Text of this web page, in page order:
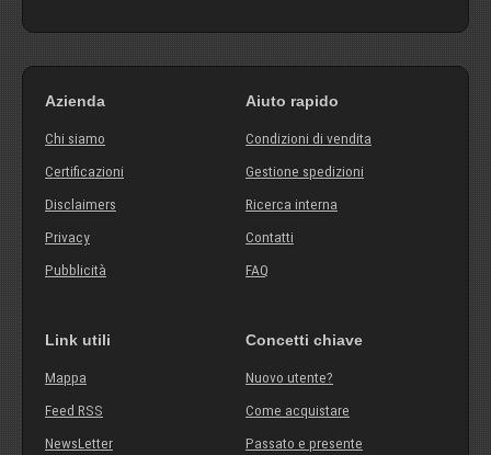
Azienda
Chi siamo
Certificazioni
Disclaimers
Privacy
Pubblicità
Aiuto rapido
Condizioni di vendita
Gestione spedizioni
Ricerca interna
Contatti
FAQ
Link utili
Mappa
Feed RSS
NewsLetter
Concetti chiave
Nuovo utente?
Come acquistare
Passato e presente